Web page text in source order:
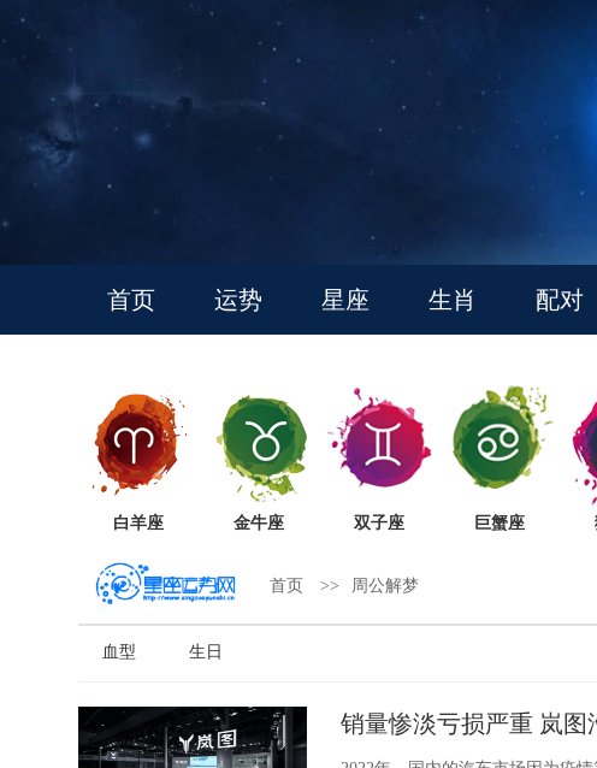
首页 运势 星座 生肖 配对
白羊座 金牛座 双子座 巨蟹座
首页 >> 周公解梦
血型 生日
销量惨淡亏损严重 岚